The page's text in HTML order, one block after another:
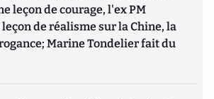
leçon de courage, l'ex PM
de réalisme sur la Chine, la
Marine Tondelier fait du